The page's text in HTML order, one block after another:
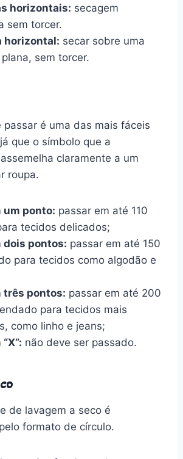
horizontais: secagem
sem torcer.
horizontal: secar sobre uma
sem torcer.
passar é uma das mais fáceis
que o símbolo que a
claramente a um
roupa.
um ponto: passar em até 110
tecidos delicados;
dois pontos: passar em até 150
para tecidos como algodão e
três pontos: passar em até 200
para tecidos mais
como linho e jeans;
não deve ser passado.
de lavagem a seco é
formato de círculo.